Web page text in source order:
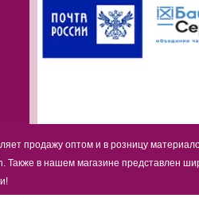
продажу оптом и в розницу
Также в нашем магазине представлен